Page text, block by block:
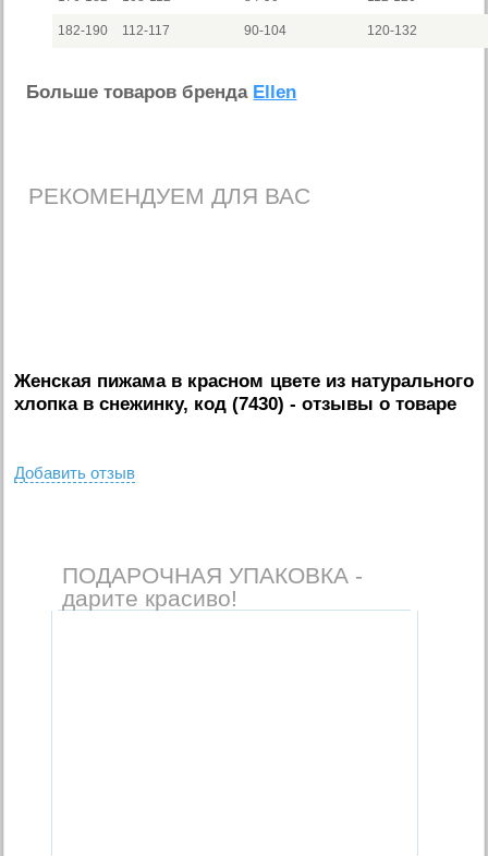
182-190 112-117 90-104 120-132
Больше товаров бренда Ellen
РЕКОМЕНДУЕМ ДЛЯ ВАС
Женская пижама в красном цвете из натурального
хлопка в снежинку, код (7430) - отзывы о товаре
Добавить отзыв
ПОДАРОЧНАЯ УПАКОВКА -
дарите красиво!